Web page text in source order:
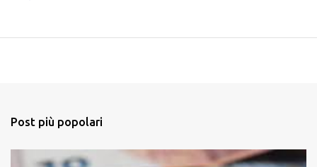
Post più popolari